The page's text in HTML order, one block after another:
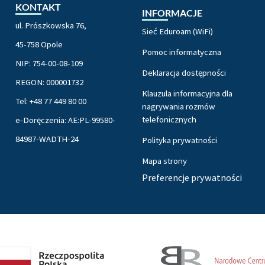
KONTAKT
ul. Prószkowska 76,
45-758 Opole
NIP: 754-00-08-109
REGON: 000001732
Tel: +48 77 449 80 00
e-Doręczenia: AE:PL-99580-
84987-WADTH-24
INFORMACJE
Sieć Eduroam (WiFi)
Pomoc informatyczna
Deklaracja dostępności
Klauzula informacyjna dla
nagrywania rozmów
telefonicznych
Polityka prywatności
Mapa strony
Preferencje prywatności